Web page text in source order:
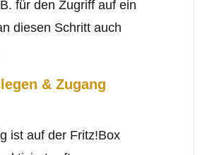
für den Zugriff auf ein
diesen Schritt auch
& Zugang
ist auf der Fritz!Box